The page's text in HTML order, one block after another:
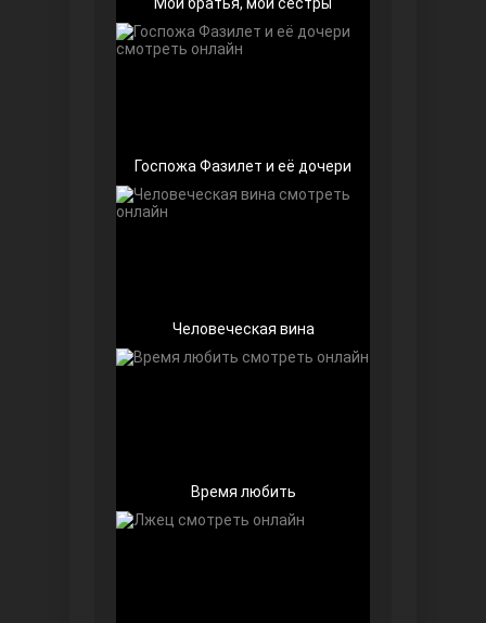
Чёрно-белая любовь
Девушка за стеклом
Госпожа Фазилет и её дочери
Человеческая вина
Время любить